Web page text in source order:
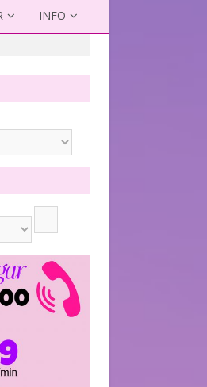
INFO